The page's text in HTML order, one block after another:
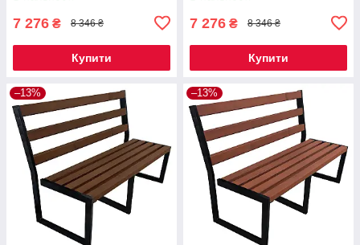
7 276 ₴ 8 346 ₴
Купити
7 276 ₴ 8 346 ₴
Купити
–13% –13%